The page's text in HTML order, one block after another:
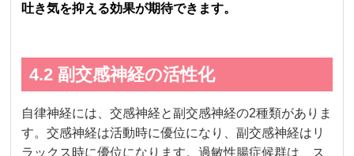
吐き気を抑える効果が期待できます。
4.2 副交感神経の活性化
自律神経には、交感神経と副交感神経の2種類がありま
す。交感神経は活動時に優位になり、副交感神経はリ
ラックス時に優位になります。過敏性腸症候群は、ス